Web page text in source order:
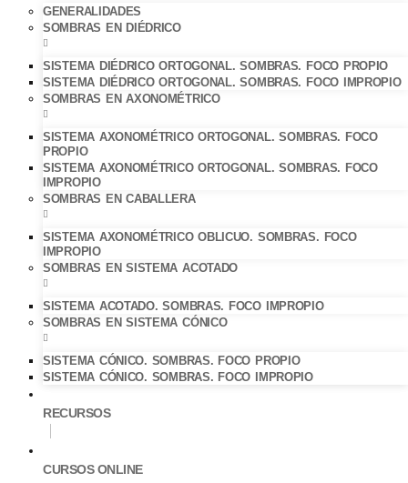
GENERALIDADES
SOMBRAS EN DIÉDRICO
SISTEMA DIÉDRICO ORTOGONAL. SOMBRAS. FOCO PROPIO
SISTEMA DIÉDRICO ORTOGONAL. SOMBRAS. FOCO IMPROPIO
SOMBRAS EN AXONOMÉTRICO
SISTEMA AXONOMÉTRICO ORTOGONAL. SOMBRAS. FOCO
PROPIO
SISTEMA AXONOMÉTRICO ORTOGONAL. SOMBRAS. FOCO
IMPROPIO
SOMBRAS EN CABALLERA
SISTEMA AXONOMÉTRICO OBLICUO. SOMBRAS. FOCO
IMPROPIO
SOMBRAS EN SISTEMA ACOTADO
SISTEMA ACOTADO. SOMBRAS. FOCO IMPROPIO
SOMBRAS EN SISTEMA CÓNICO
SISTEMA CÓNICO. SOMBRAS. FOCO PROPIO
SISTEMA CÓNICO. SOMBRAS. FOCO IMPROPIO
RECURSOS
CURSOS ONLINE